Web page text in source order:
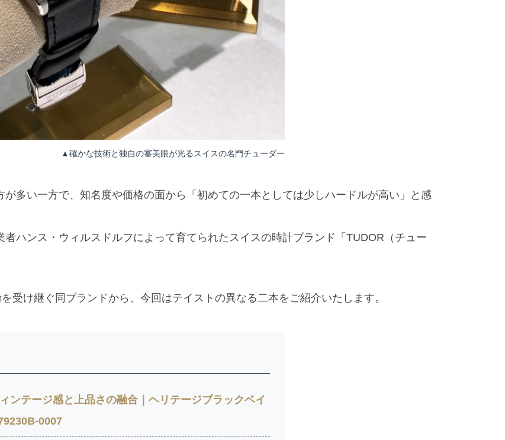
▲確かな技術と独自の審美眼が光るスイスの名門チューダー
多い一方で、知名度や価格の面から「初めての一本としては少しハードルが高い」と感
ハンス・ウィルスドルフによって育てられたスイスの時計ブランド「TUDOR（チュー
受け継ぐ同ブランドから、今回はテイストの異なる二本をご紹介いたします。
ンテージ感と上品さの融合｜ヘリテージブラックベイ
0007